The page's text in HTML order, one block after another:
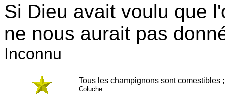
Si Dieu avait voulu que
ne nous aurait pas
Inconnu
Tous les champignons sont comestibles
Coluche